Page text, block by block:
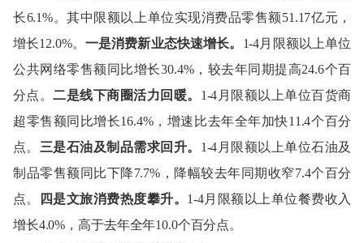
长6.1%。其中限额以上单位实现消费品零售额51.17亿元，
增长12.0%。 一是消费新业态快速增长。 1-4月限额以上单位
公共网络零售额同比增长30.4%，较去年同期提高24.6个百
分点。二是线下商圈活力回暖。 1-4月限额以上单位百货商
超零售额同比增长16.4%，增速比去年全年加快11.4个百分
点。 三是石油及制品需求回升。 1-4月限额以上单位石油及
制品零售额同比下降7.7%，降幅较去年同期收窄7.4个百分
点。
四是文旅消费热度攀升。 1-4月限额以上单位餐费收入
增长4.0%，高于去年全年10.0个百分点。